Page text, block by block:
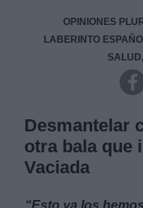
OPINIONES
LABERINTO
Desmantelar
otra bala que
Vaciada